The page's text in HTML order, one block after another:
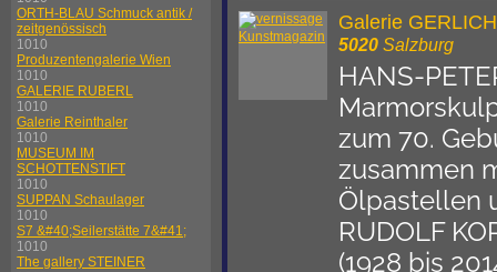
ORTH-BLAU Schmuck antik /
zeitgenössisch
1010
Produzentengalerie Wien
1010
GALERIE RUBERL
1010
Galerie Reinthaler
1010
MUSEUM IM
SCHOTTENSTIFT
1010
SUPPAN Schaulager
1010
S7 &#40;Seilerstätte 7&#41;
1010
The gallery STEINER
Galerie GERLICH
5020 Salzburg
HANS-
zum 70.
zusammen
Ölpastellen
RUDOLF
(1928 bis